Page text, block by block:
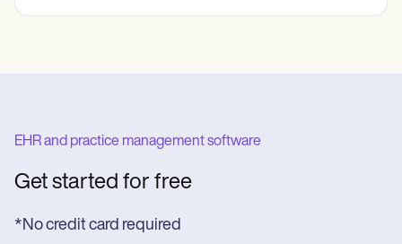
EHR and practice management software
Get started for free
*No credit card required